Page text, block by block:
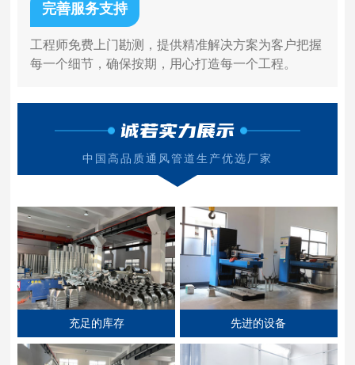
完善服务支持
工程师免费上门勘测，提供精准解决方案为客户把握
每一个细节，确保按期，用心打造每一个工程。
诚若实力展示
中国高品质通风管道生产优选厂家
充足的库存 先进的设备